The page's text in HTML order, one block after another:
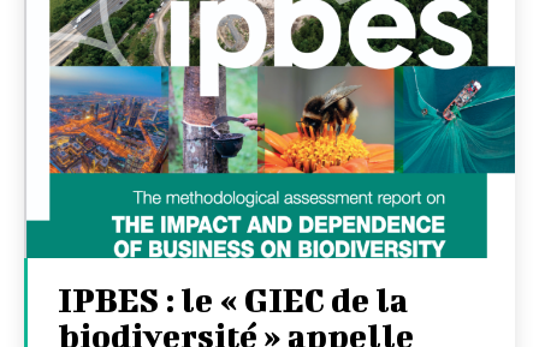
IPBES : le « GIEC de la
biodiversité » appelle